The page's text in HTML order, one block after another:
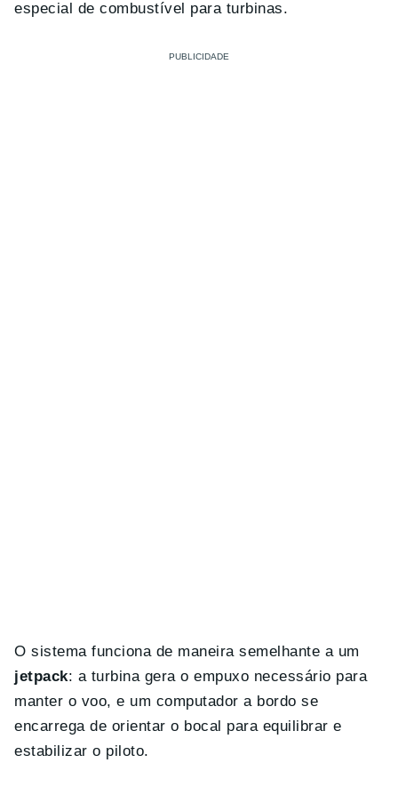
especial de combustível para turbinas.
O sistema funciona de maneira semelhante a um
jetpack: a turbina gera o empuxo necessário para
manter o voo, e um computador a bordo se
encarrega de orientar o bocal para equilibrar e
estabilizar o piloto.